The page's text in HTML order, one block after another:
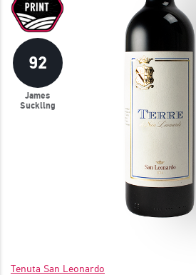
ΕΚΠΛΗΚΤΙΚΑ ΚΡΑΣΙΑ ΑΠΟ ΟΛΟ ΤΟΝ
ΜΟΝΑΔΙΚΕΣ ΠΡΟΣΦΟΡΕΣ!
ΓΙΝΕ ΜΕΛΟΣ
92
James
Suckling
Tenuta San Leonardo